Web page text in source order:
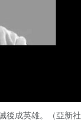
成英雄。（亞新社